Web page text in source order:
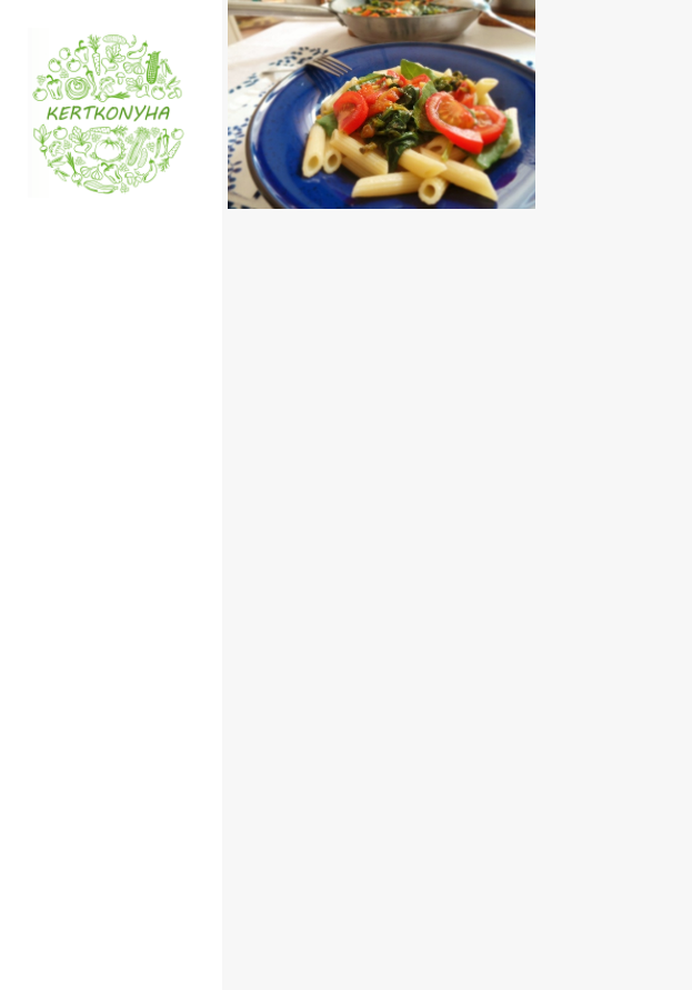
SPENÓTOS,
PARADICSOMOS
PENNE